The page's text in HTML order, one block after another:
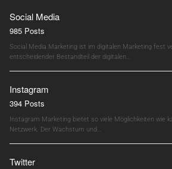
Social Media
985 Posts
Social Media Marketing ist im digitalen Marketing fest
entscheidender Bestandteil der digitalen…
Instagram
394 Posts
Instagram Marketing bietet so viele Möglichkeiten wie
Netzwerk. Der Wachstum und…
Twitter